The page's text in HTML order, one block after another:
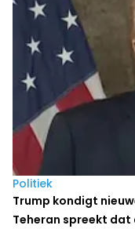
Politiek
Trump kondigt
Teheran spreekt